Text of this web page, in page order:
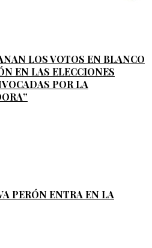
LOS VOTOS EN BLANCO
EN LAS ELECCIONES
POR LA
PERÓN ENTRA EN LA